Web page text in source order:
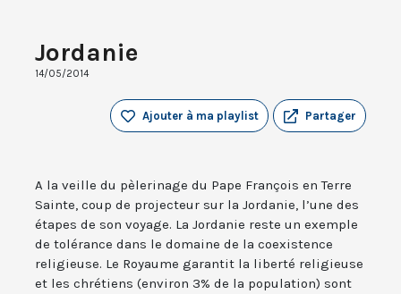
Jordanie
14/05/2014
Partager
Ajouter à ma playlist
A la veille du pèlerinage du Pape François en Terre
Sainte, coup de projecteur sur la Jordanie, l’une des
étapes de son voyage. La Jordanie reste un exemple
de tolérance dans le domaine de la coexistence
religieuse. Le Royaume garantit la liberté religieuse
et les chrétiens (environ 3% de la population) sont